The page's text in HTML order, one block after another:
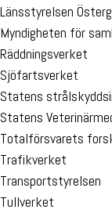
Länsstyrelsen
Myndigheten för
Räddningsverket
Sjöfartsverket
Statens
Statens
Totalförsvarets
Trafikverket
Transportstyrelsen
Tullverket